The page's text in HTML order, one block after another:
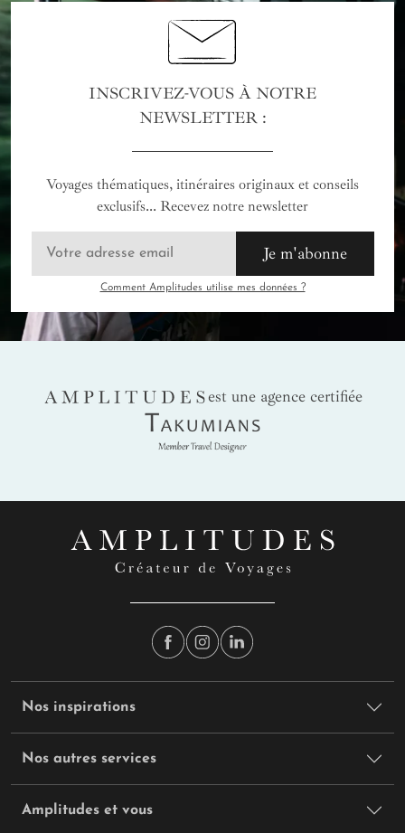
INSCRIVEZ-VOUS À NOTRE
NEWSLETTER :
Voyages thématiques, itinéraires originaux et conseils
exclusifs... Recevez notre newsletter
Je m'abonne
Comment Amplitudes utilise mes données ?
AMPLITUDES
est une agence certifiée
Takumians
Nos inspirations
Nos autres services
Amplitudes et vous